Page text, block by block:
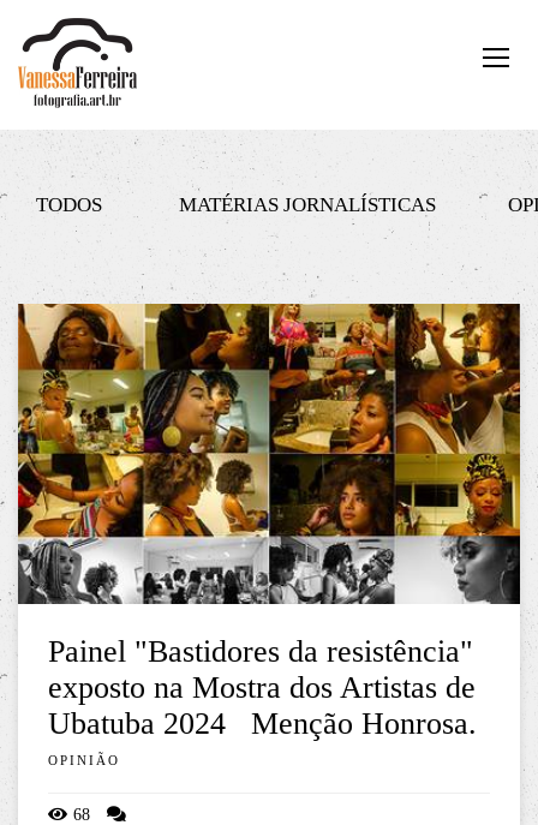
TODOS MATÉRIAS JORNALÍSTICAS
Painel "Bastidores da resistência"
exposto na Mostra dos Artistas de
Ubatuba 2024 Menção Honrosa.
OPINIÃO
68